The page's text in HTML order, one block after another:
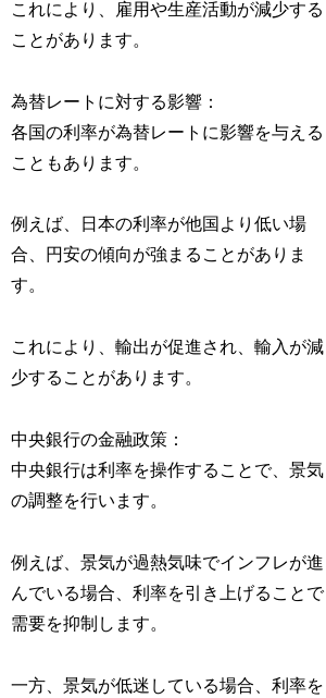
これにより、雇用や生産活動が減少する
ことがあります。
為替レートに対する影響：
各国の利率が為替レートに影響を与える
こともあります。
例えば、日本の利率が他国より低い場
合、円安の傾向が強まることがありま
す。
これにより、輸出が促進され、輸入が減
少することがあります。
中央銀行の金融政策：
中央銀行は利率を操作することで、景気
の調整を行います。
例えば、景気が過熱気味でインフレが進
んでいる場合、利率を引き上げることで
需要を抑制します。
一方、景気が低迷している場合、利率を